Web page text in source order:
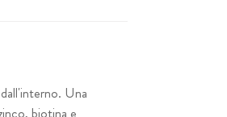
Una
biotina e